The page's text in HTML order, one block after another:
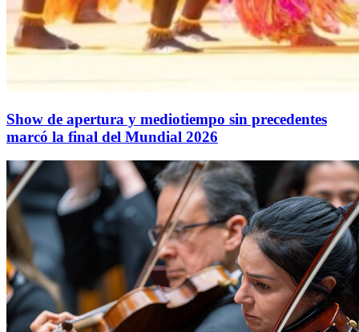
Show de apertura y mediotiempo sin precedentes
marcó la final del Mundial 2026